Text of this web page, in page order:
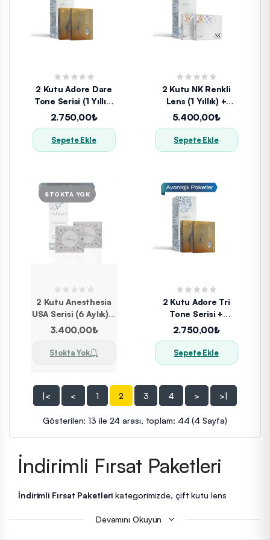
2 Kutu Adore Dare
Tone Serisi (1 Yıllık)
+ Solüsyon
2.750,00₺
Sepete Ekle
2 Kutu NK Renkli
Lens (1 Yıllık) +
Solüsyon
5.400,00₺
Sepete Ekle
2 Kutu Anesthesia
USA Serisi (6 Aylık) +
Solüsyon
3.400,00₺
Stokta Yok
2 Kutu Adore Tri
Tone Serisi +
Solüsyon
2.750,00₺
Sepete Ekle
|< < 1 2 3 4 > >|
Gösterilen: 13 ile 24 arası, toplam: 44 (4 Sayfa)
İndirimli Fırsat Paketleri
İndirimli Fırsat Paketleri kategorimizde, çift kutu lens
bekliyor. Tüm paketlerimizde lens solüsyonu hediyeolarak
Devamını Okuyun